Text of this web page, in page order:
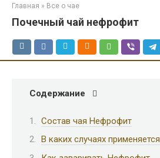
Главная » Все о чае
Почечный чай нефрофит
Содержание
Состав чая Нефрофит
В каких случаях применяется